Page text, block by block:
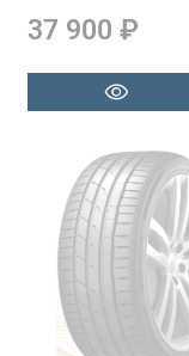
37 900 ₽